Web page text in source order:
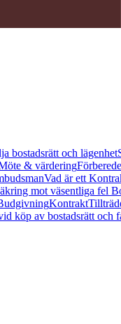
bostadsrätt och lägenhet
& värdering
Vad är ett
mot väsentliga fel
Kontrakt
köp av bostadsrätt och